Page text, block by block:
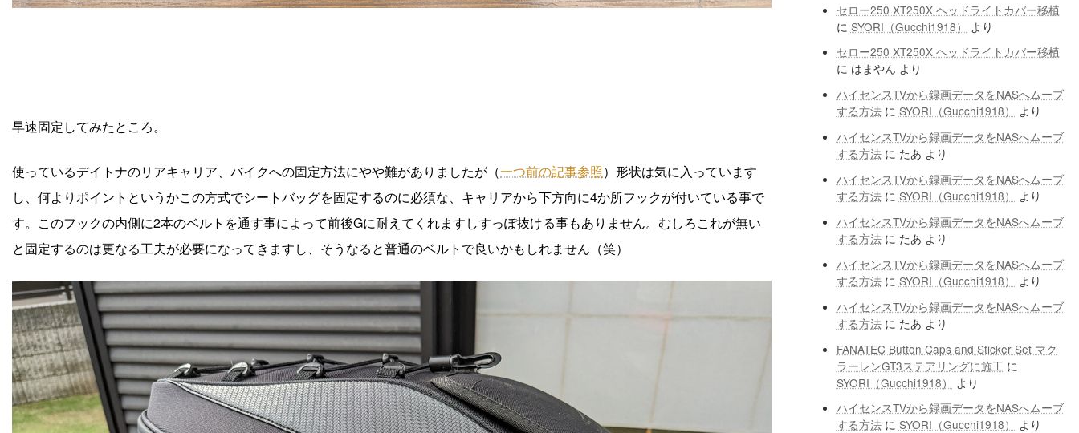
早速固定してみたところ。
使っているデイトナのリアキャリア、バイクへの固定方法にやや難がありましたが（一つ前の記事参照）形状は気に入っています
し、何よりポイントというかこの方式でシートバッグを固定するのに必須な、キャリアから下方向に4か所フックが付いている事で
す。このフックの内側に2本のベルトを通す事によって前後Gに耐えてくれますしすっぽ抜ける事もありません。むしろこれが無い
と固定するのは更なる工夫が必要になってきますし、そうなると普通のベルトで良いかもしれません（笑）
セロー250 XT250X ヘッドライトカバー移植
に SYORI（Gucchi1918）
より
セロー250 XT250X ヘッドライトカバー移植
に はまやん より
ハイセンスTVから録画データをNASへムーブ
する方法に SYORI（Gucchi1918）
より
ハイセンスTVから録画データをNASへムーブ
する方法に たあ より
ハイセンスTVから録画データをNASへムーブ
する方法に SYORI（Gucchi1918）
より
ハイセンスTVから録画データをNASへムーブ
する方法に たあ より
ハイセンスTVから録画データをNASへムーブ
する方法に SYORI（Gucchi1918）
より
ハイセンスTVから録画データをNASへムーブ
する方法に たあ より
FANATEC Button Caps and Sticker Set マク
ラーレンGT3ステアリングに施工 に
SYORI（Gucchi1918）
より
ハイセンスTVから録画データをNASへムーブ
する方法に SYORI（Gucchi1918） より